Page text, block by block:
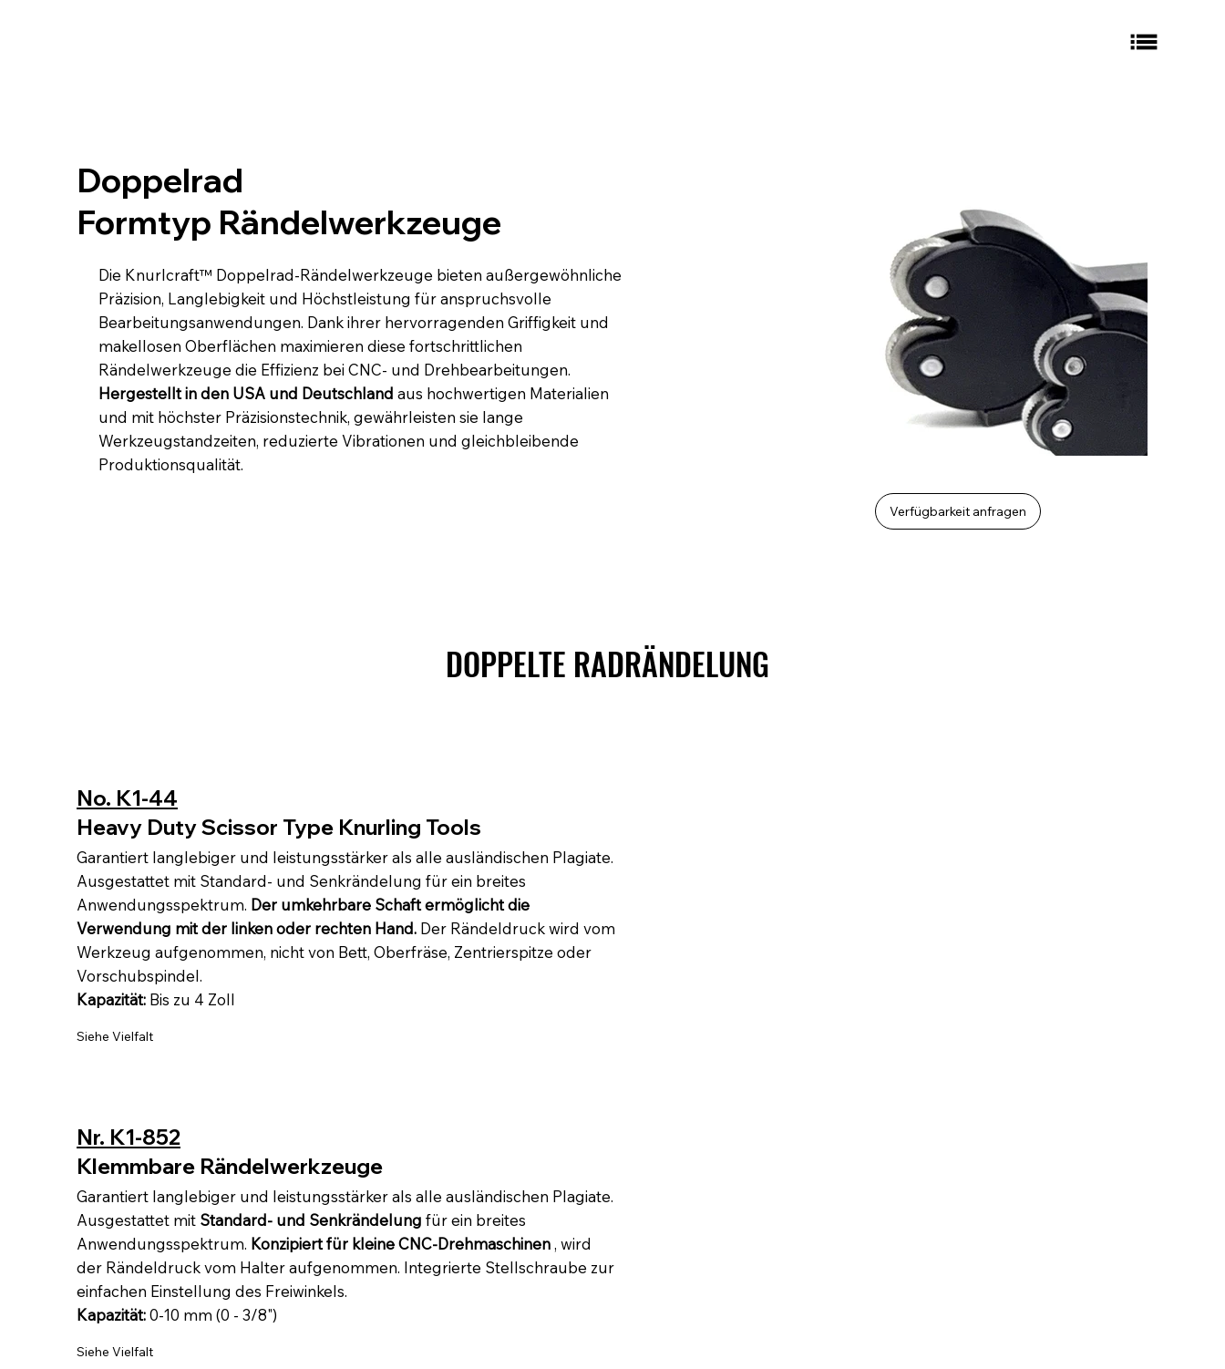
Doppelrad
Formtyp Rändelwerkzeuge
Die Knurlcraft™ Doppelrad-Rändelwerkzeuge bieten außergewöhnliche
Präzision, Langlebigkeit und Höchstleistung für anspruchsvolle
Bearbeitungsanwendungen. Dank ihrer hervorragenden Griffigkeit und
makellosen Oberflächen maximieren diese fortschrittlichen
Rändelwerkzeuge die Effizienz bei CNC- und Drehbearbeitungen.
Hergestellt in den USA und Deutschland aus hochwertigen Materialien
und mit höchster Präzisionstechnik, gewährleisten sie lange
Werkzeugstandzeiten, reduzierte Vibrationen und gleichbleibende
Produktionsqualität.
Verfügbarkeit anfragen
DOPPELTE RADRÄNDELUNG
DOPPELTE RADRÄNDELUNG
No. K1-44
Heavy Duty Scissor Type Knurling Tools
Garantiert langlebiger und leistungsstärker als alle ausländischen Plagiate.
Ausgestattet mit Standard- und Senkrändelung für ein breites
Anwendungsspektrum. Der umkehrbare Schaft ermöglicht die
Verwendung mit der linken oder rechten Hand.Der Rändeldruck wird vom
Werkzeug aufgenommen, nicht von Bett, Oberfräse, Zentrierspitze oder
Vorschubspindel.
Kapazität:Bis zu 4 Zoll
Siehe Vielfalt
Nr. K1-852
Klemmbare Rändelwerkzeuge
Garantiert langlebiger und leistungsstärker als alle ausländischen Plagiate.
Ausgestattet mit Standard- und Senkrändelung für ein breites
Anwendungsspektrum. Konzipiert für kleine CNC-Drehmaschinen, wird
der Rändeldruck vom Halter aufgenommen. Integrierte Stellschraube zur
einfachen Einstellung des Freiwinkels.
Kapazität:0-10 mm (0 - 3/8")
Siehe Vielfalt